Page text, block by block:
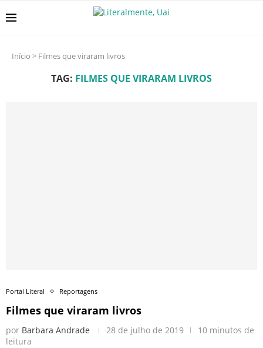
Início > Filmes que viraram livros
TAG: FILMES QUE VIRARAM LIVROS
Portal Literal Reportagens
Filmes que viraram livros
por Barbara Andrade 28 de julho de 2019
10 minutos de
leitura